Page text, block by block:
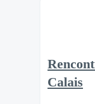
Calais